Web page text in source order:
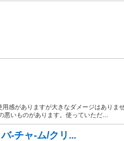
感がありますが大きなダメージはありま
いものがあります。使っていただ...
-チャ-ム/クリ...